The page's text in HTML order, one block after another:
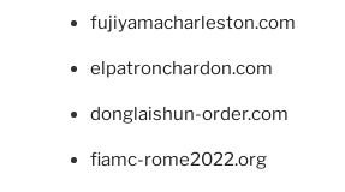
fujiyamacharleston.com
elpatronchardon.com
donglaishun-order.com
fiamc-rome2022.org